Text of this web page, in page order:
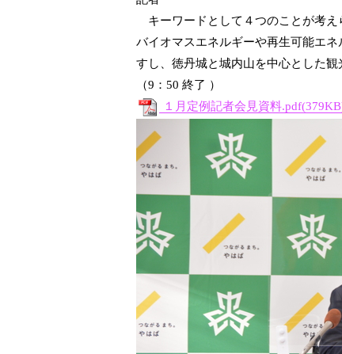
キーワードとして４つのことが考え
バイオマスエネルギーや再生可能エ
すし、徳丹城と城内山を中心とした観
（9 ： 50 終了 ）
１月定例記者会見資料